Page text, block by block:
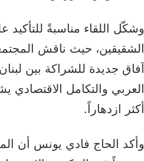
وشكّل اللقاء مناسبةً للتأكيد
الشقيقين، حيث ناقش
آفاق جديدة للشراكة بين
العربي والتكامل الاقتصادي
أكثر ازدهاراً.
وأكد الحاج فادي يونس أن